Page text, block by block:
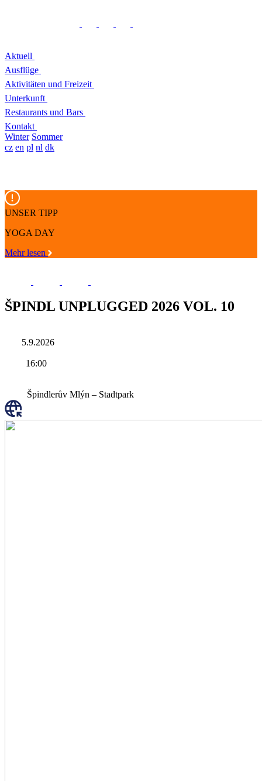
Aktuell
Ausflüge
Aktivitäten und Freizeit
Unterkunft
Restaurants und Bars
Kontakt
Winter Sommer
cz en pl nl dk
UNSER TIPP
YOGA DAY
Mehr lesen
ŠPINDL UNPLUGGED 2026 VOL. 10
5.9.2026
16:00
Špindlerův Mlýn – Stadtpark